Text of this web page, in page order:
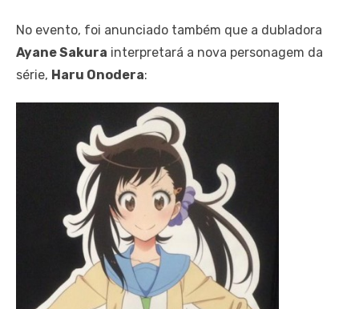
No evento, foi anunciado também que a dubladora
Ayane Sakura interpretará a nova personagem da
série, Haru Onodera: